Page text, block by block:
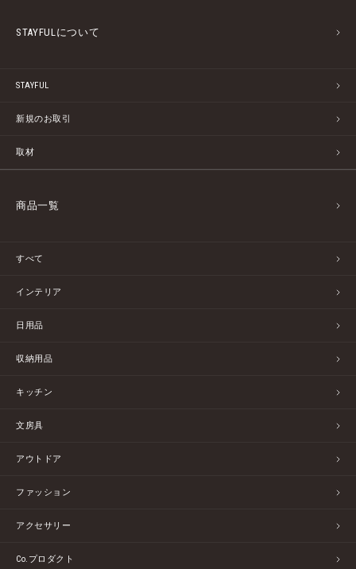
STAYFULについて
STAYFUL
新規のお取引
取材
商品一覧
すべて
インテリア
日用品
収納用品
キッチン
文房具
アウトドア
ファッション
アクセサリー
Co.プロダクト